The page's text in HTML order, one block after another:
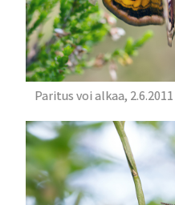
Paritus voi alkaa,